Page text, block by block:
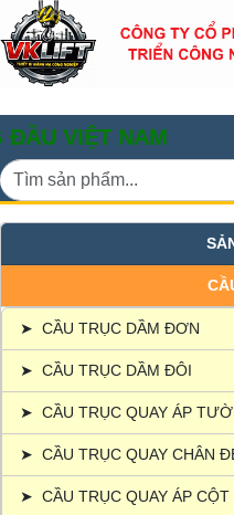
NAM
➤ CẦU TRỤC DẦM ĐƠN
➤ CẦU TRỤC DẦM ĐÔI
➤ CẦU TRỤC QUAY ÁP
➤ CẦU TRỤC QUAY CHÂN
➤ CẦU TRỤC QUAY ÁP CỘT